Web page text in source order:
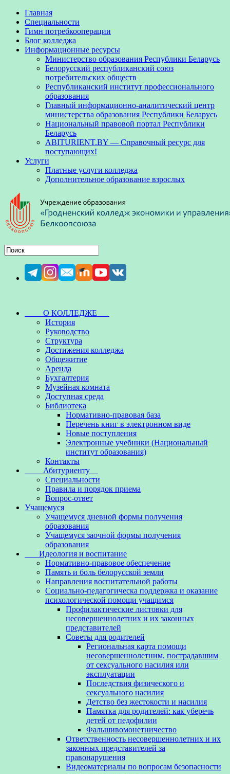
Главная
Специальности
Гимн потребкооперации
Блог колледжа
Информационные ресурсы
Министерство образования Республики Беларусь
Белорусский республиканский союз
потребительских обществ
Республиканский институт профессионального
образования
Главный информационно-аналитический центр
министерства образования Республики Беларусь
Национальный правовой портал Республики
Беларусь
ABITURIENT.BY — Справочный ресурс для
поступающих!
Услуги
Платные услуги колледжа
Дополнительное образование взрослых
О КОЛЛЕДЖЕ
История
Руководство
Структура
Достижения колледжа
Общежитие
Аренда
Бухгалтерия
Музейная комната
Доступная среда
Библиотека
Нормативно-правовая база
Перечень книг в электронном виде
Новые поступления
Электронные учебники (Национальный
институт образования)
Контакты
Абитуриенту
Специальности
Правила и порядок приема
Вопрос-ответ
Учащемуся
Учащемуся дневной формы получения
образования
Учащемуся заочной формы получения
образования
Идеология и воспитание
Нормативно-правовое обеспечение
Память и боль белорусской земли
Направления воспитательной работы
Социально-педагогическа поддержка и оказание
психологической помощи учащимся
Профилактические листовки для
несовершеннолетних и их законных
представителей
Советы для родителей
Региональная карта помощи
несовершеннолетним, пострадавшим
от сексуального насилия или
эксплуатации
Последствия физического и
сексуального насилия
Детство без жестокости и насилия
Памятка для родителей: как уберечь
детей от педофилии
Фальшивомонетничество
Ответственность несовершеннолетних и их
законных представителей за
правонарушения
Видеоматериалы по вопросам безопасности